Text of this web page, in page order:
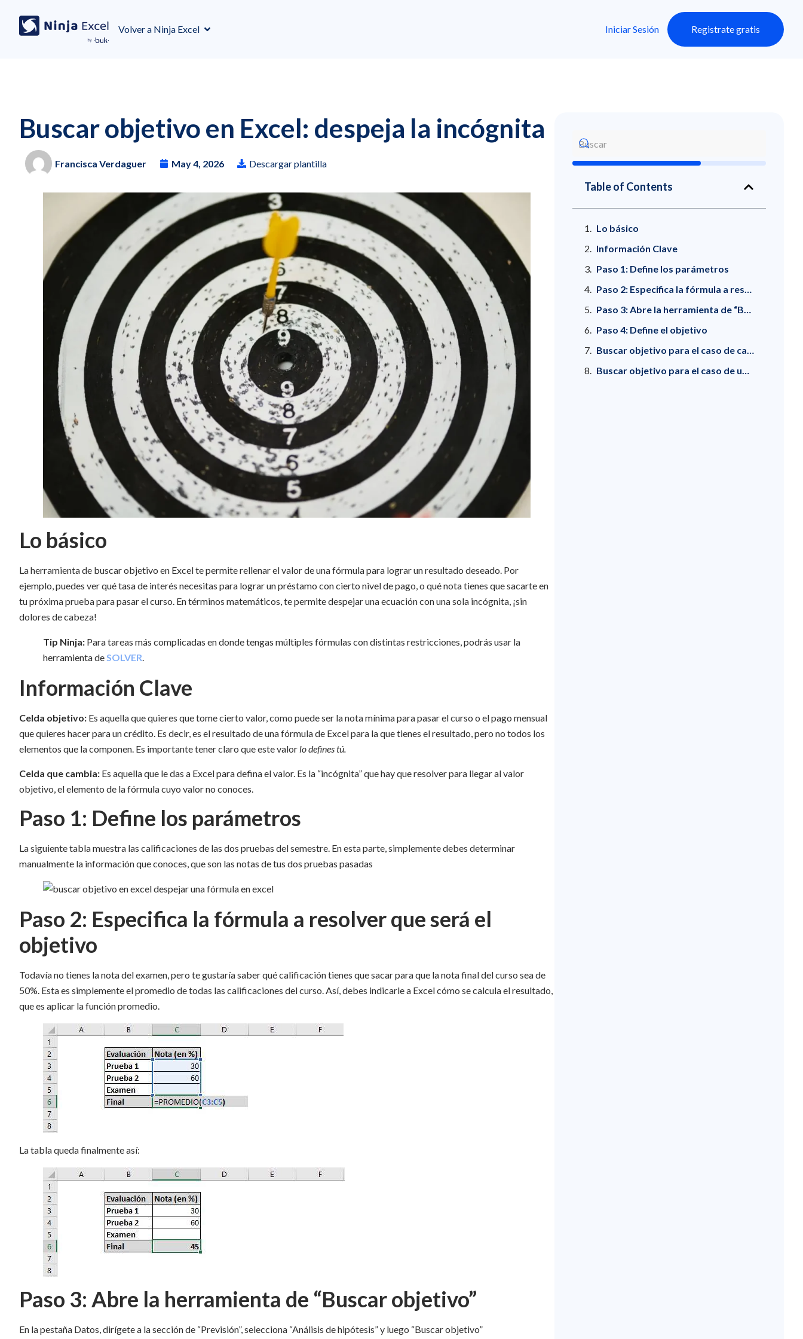
Volver a Ninja Excel Iniciar Sesión Registrate gratis
Buscar objetivo en Excel: despeja la incógnita
Francisca Verdaguer May 4, 2026 Descargar plantilla
Lo básico
La herramienta de buscar objetivo en Excel te permite rellenar el valor de una fórmula para lograr un resultado deseado. Por
ejemplo, puedes ver qué tasa de interés necesitas para lograr un préstamo con cierto nivel de pago, o qué nota tienes que sacarte en
tu próxima prueba para pasar el curso. En términos matemáticos, te permite despejar una ecuación con una sola incógnita, ¡sin
dolores de cabeza!
Tip Ninja: Para tareas más complicadas en donde tengas múltiples fórmulas con distintas restricciones, podrás usar la
herramienta deSOLVER.
Información Clave
Celda objetivo: Es aquella que quieres que tome cierto valor, como puede ser la nota mínima para pasar el curso o el pago mensual
que quieres hacer para un crédito. Es decir, es el resultado de una fórmula de Excel para la que tienes el resultado, pero no todos los
elementos que la componen. Es importante tener claro que este valor lo defines tú.
Celda que cambia: Es aquella que le das a Excel para defina el valor. Es la “incógnita” que hay que resolver para llegar al valor
objetivo, el elemento de la fórmula cuyo valor no conoces.
Paso 1: Define los parámetros
La siguiente tabla muestra las calificaciones de las dos pruebas del semestre. En esta parte, simplemente debes determinar
manualmente la información que conoces, que son las notas de tus dos pruebas pasadas
Paso 2: Especifica la fórmula a resolver que será el
objetivo
Todavía no tienes la nota del examen, pero te gustaría saber qué calificación tienes que sacar para que la nota final del curso sea de
50%. Esta es simplemente el promedio de todas las calificaciones del curso. Así, debes indicarle a Excel cómo se calcula el resultado,
que es aplicar la función promedio.
La tabla queda finalmente así:
Paso 3: Abre la herramienta de “Buscar objetivo”
En la pestaña Datos, dirígete a la sección de “Previsión”, selecciona “Análisis de hipótesis” y luego “Buscar objetivo”
Table of Contents
Lo básico
Información Clave
Paso 1: Define los parámetros
Paso 2: Especifica la fórmula a resolver que será el objetivo
Paso 3: Abre la herramienta de “Buscar objetivo”
Paso 4: Define el objetivo
Buscar objetivo para el caso de calificaciones con ponderación
Buscar objetivo para el caso de un crédito